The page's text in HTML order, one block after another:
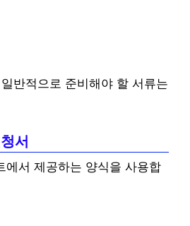
반적으로 준비해야 할 서류는
서
에서 제공하는 양식을 사용합